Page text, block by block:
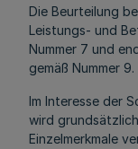
Die Beurteilung
Leistungs- und
Nummer 7 und
gemäß Nummer 9.
Im Interesse der
wird
Einzelmerkmale